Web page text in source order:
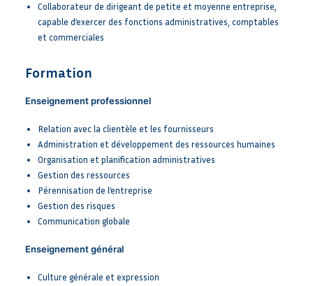
Collaborateur de dirigeant de petite et moyenne entreprise,
capable d’exercer des fonctions administratives, comptables
et commerciales
Formation
Enseignement professionnel
Relation avec la clientèle et les fournisseurs
Administration et développement des ressources humaines
Organisation et planification administratives
Gestion des ressources
Pérennisation de l’entreprise
Gestion des risques
Communication globale
Enseignement général
Culture générale et expression